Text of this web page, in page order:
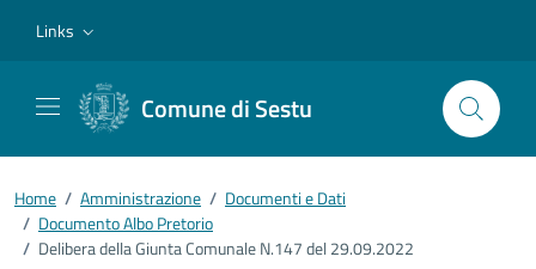
Links
Comune di Sestu
Home / Amministrazione / Documenti e Dati
/ Documento Albo Pretorio
/ Delibera della Giunta Comunale N.147 del 29.09.2022